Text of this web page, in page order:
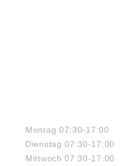
Montag 07:30-17:00
Dienstag 07:30-17:00
Mittwoch 07:30-17:00